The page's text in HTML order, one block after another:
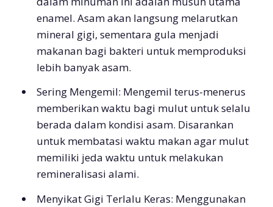
enamel. Asam akan langsung melarutkan
mineral gigi, sementara gula menjadi
makanan bagi bakteri untuk memproduksi
lebih banyak asam.
Sering Mengemil: Mengemil terus-menerus
memberikan waktu bagi mulut untuk selalu
berada dalam kondisi asam. Disarankan
untuk membatasi waktu makan agar mulut
memiliki jeda waktu untuk melakukan
remineralisasi alami.
Menyikat Gigi Terlalu Keras: Menggunakan